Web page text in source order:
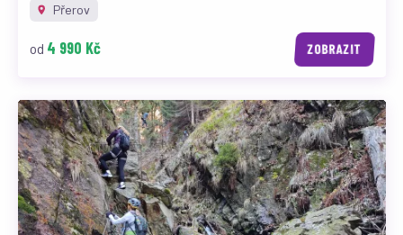
Přerov
od 4 990 Kč ZOBRAZIT